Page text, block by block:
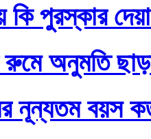
কি পুরস্কার
রুমে অনুমতি
নূন্যতম বয়স